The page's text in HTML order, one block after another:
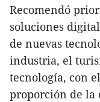
Recomendó
soluciones
de nuevas
industria, el
tecnología, con
proporción de la